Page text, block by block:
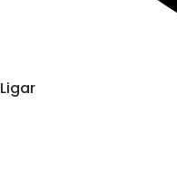
Ligar